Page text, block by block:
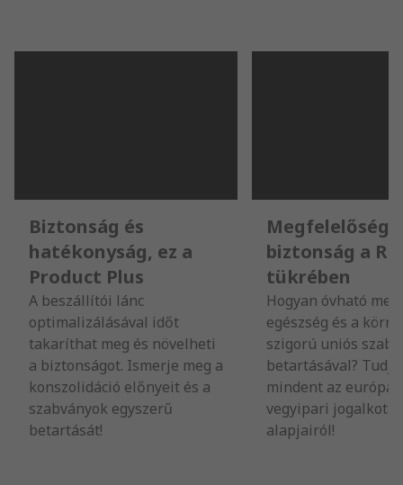
Biztonság és
hatékonyság, ez a
Product Plus
A beszállítói lánc
optimalizálásával időt
takaríthat meg és növelheti
a biztonságot. Ismerje meg a
konszolidáció előnyeit és a
szabványok egyszerű
betartását!
Megfelelőség
biztonság a
tükrében
Hogyan óvható meg
egészség és a
szigorú uniós
betartásával?
mindent az európai
vegyipari jogalkotás
alapjairól!